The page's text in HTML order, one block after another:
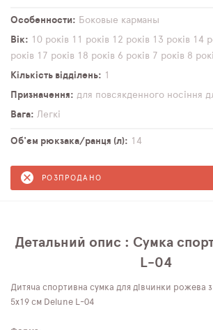
Особенности
Боковые карманы
Вік
10 років 11 років 12 років 13 років 14
років 17 років 18 років 6 років 7 років 8
Кількість відділень
1
Призначення
для повсякденного носіння
Вага
Легкі
Об'єм рюкзака/ранця (л) 14
РОЗПРОДАНО
Детальний опис : Сумка
L-04
Дитяча спортивна сумка для дівчинки рожева
5х19 см Delune L-04